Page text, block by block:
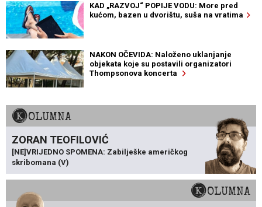
KAD „RAZVOJ“ POPIJE VODU: More pred
kućom, bazen u dvorištu, suša na vratima
NAKON OČEVIDA: Naloženo uklanjanje
objekata koje su postavili organizatori
Thompsonova koncerta
KOLUMNA
ZORAN TEOFILOVIĆ
[NE]VRIJEDNO SPOMENA: Zabilješke američkog
skribomana (V)
KOLUMNA